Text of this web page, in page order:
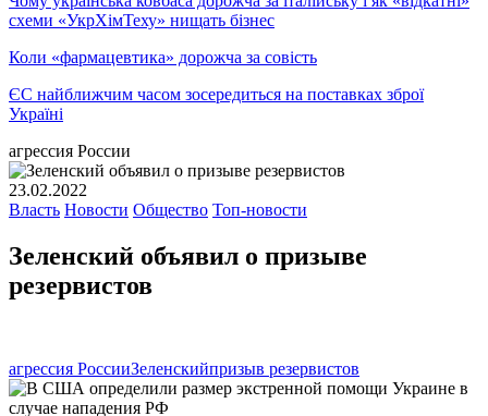
схеми «УкрХімТеху» нищать бізнес
Коли «фармацевтика» дорожча за совість
ЄС найближчим часом зосередиться на поставках зброї
Україні
агрессия России
23.02.2022
Власть Новости Общество Топ-новости
Зеленский объявил о призыве
резервистов
агрессия РоссииЗеленскийпризыв резервистов